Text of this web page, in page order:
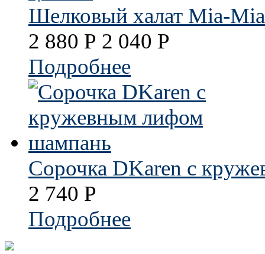
Шелковый халат Mia-
2 880 Р 2 040 Р
Подробнее
Cорочка DKaren с
2 740 Р
Подробнее